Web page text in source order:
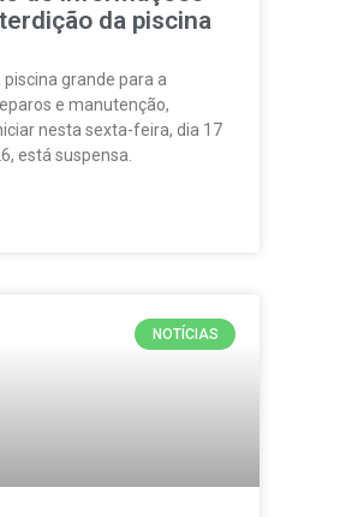
da piscina
grande para a
e manutenção,
nesta sexta-feira, dia 17
está suspensa.
NOTÍCIAS